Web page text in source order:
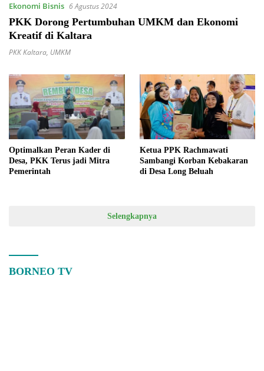
Ekonomi Bisnis 6 Agustus 2024
PKK Dorong Pertumbuhan UMKM dan Ekonomi
Kreatif di Kaltara
PKK Kaltara, UMKM
Optimalkan Peran Kader di
Desa, PKK Terus jadi Mitra
Pemerintah
Ketua PPK Rachmawati
Sambangi Korban Kebakaran
di Desa Long Beluah
Selengkapnya
BORNEO TV